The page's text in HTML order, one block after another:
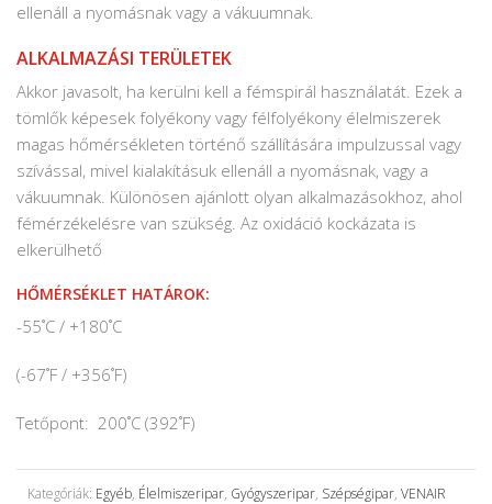
ellenáll a nyomásnak vagy a vákuumnak.
ALKALMAZÁSI TERÜLETEK
Akkor javasolt, ha kerülni kell a fémspirál használatát. Ezek a
tömlők képesek folyékony vagy félfolyékony élelmiszerek
magas hőmérsékleten történő szállítására impulzussal vagy
szívással, mivel kialakításuk ellenáll a nyomásnak, vagy a
vákuumnak. Különösen ajánlott olyan alkalmazásokhoz, ahol
fémérzékelésre van szükség. Az oxidáció kockázata is
elkerülhető
HŐMÉRSÉKLET HATÁROK:
-55˚C / +180˚C
(-67˚F / +356˚F)
Tetőpont: 200˚C (392˚F)
Kategóriák: Egyéb, Élelmiszeripar, Gyógyszeripar, Szépségipar, VENAIR